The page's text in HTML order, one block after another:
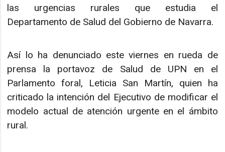
las urgencias rurales que estudia el
Departamento de Salud del Gobierno de Navarra.
Así lo ha denunciado este viernes en rueda de
prensa la portavoz de Salud de UPN en el
Parlamento foral, Leticia San Martín, quien ha
criticado la intención del Ejecutivo de modificar el
modelo actual de atención urgente en el ámbito
rural.